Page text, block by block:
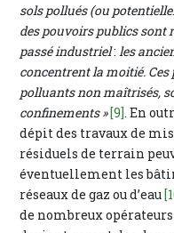
sols pollués (ou
des pouvoirs publics sont
passé industriel:les
concentrent la moitié.
polluants non maîtrisés,
confinements »[9]. En
dépit des travaux de
résiduels de terrain
éventuellement les
réseaux de gaz ou d’eau
de nombreux